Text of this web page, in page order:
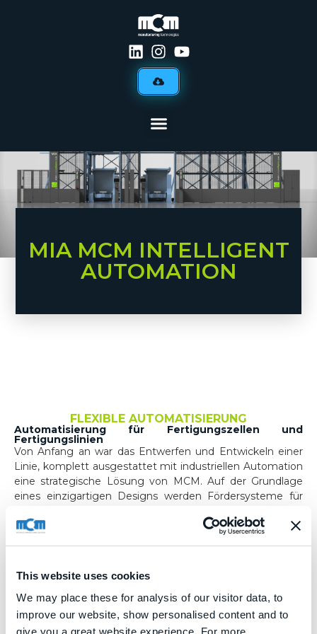
This website uses cookies
We may place these for analysis of our visitor data, to
improve our website, show personalised content and to
give you a great website experience. For more
MIA MCM INTELLIGENT
AUTOMATION
FLEXIBLE AUTOMATISIERUNG
Automatisierung für Fertigungszellen und
Fertigungslinien
Von Anfang an war das Entwerfen und Entwickeln einer
Linie, komplett ausgestattet mit industriellen Automation
eine strategische Lösung von MCM. Auf der Grundlage
eines einzigartigen Designs werden Fördersysteme für
Werkzeuge realisiert
Qualifiziertes Personal mit einer breiten Erfahrung, bietet
für die spezifische Kundenanforderungen an auch in sehr
anspruchsvollen und kniffeligen Fällen.
Das Unternehmen verfügt selbst im Falle hochkomplexer